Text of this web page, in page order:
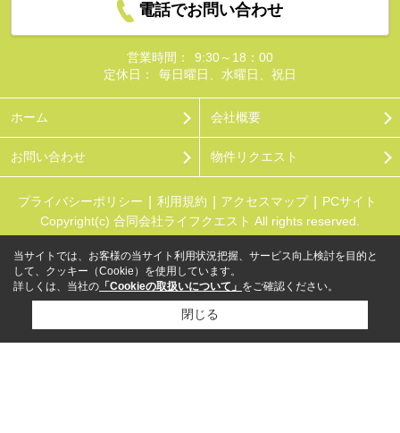
電話でお問い合わせ
営業時間：
9:30～18：00
定休日：
毎日曜日、水曜日、祝日
ホーム 会社概要
お問い合わせ 物件リクエスト
プライバシーポリシー 利用規約 アクセスマップ
PCサイト
Copyright(c) 合同会社ライフクエスト All rights reserved.
当サイトでは、お客様の当サイト利用状況把握、サービス向上検討を目的と
して、クッキー（Cookie）を使用しています。
詳しくは、当社の 「Cookieの取扱いについて」 をご確認ください。
閉じる